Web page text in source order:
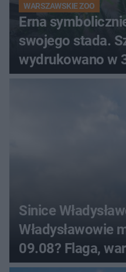
WARSZAWSKIE ZOO
Erna
swojego stada.
wydrukowano w
Sinice
Władysławowie
09.08? Flaga,